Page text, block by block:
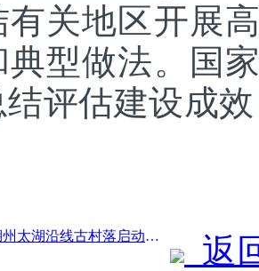
有关地区开展
典型做法。国
评估建设成
前一篇：浙江湖州太湖沿线古村落启动改造提升，投资近10亿元
返